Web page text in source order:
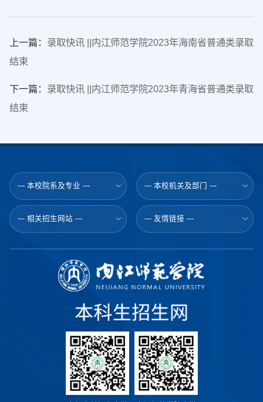
上一篇： 录取快讯 ||内江师范学院2023年海南省普通类录取
结束
下一篇： 录取快讯 ||内江师范学院2023年青海省普通类录取
结束
--- 本校院系及专业 --- --- 本校机关及部门 ---
--- 相关招生网站 --- --- 友情链接 ---